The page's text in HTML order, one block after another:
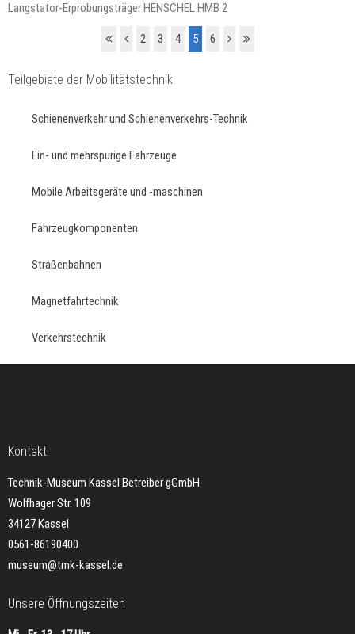
Langstator-Erprobungsträger HENSCHEL HMB 2
2 3 4 5 6
Teilgebiete der Mobilitätstechnik
Schienenverkehr und Schienenverkehrs-Technik
Ein- und mehrspurige Fahrzeuge
Mobile Arbeitsgeräte und -maschinen
Fahrzeugkomponenten
Straßenbahnen
Magnetfahrtechnik
Verkehrstechnik
Kontakt
Technik-Museum Kassel Betreiber gGmbH
Wolfhager Str. 109
34127 Kassel
0561-86190400
museum@tmk-kassel.de
Unsere Öffnungszeiten